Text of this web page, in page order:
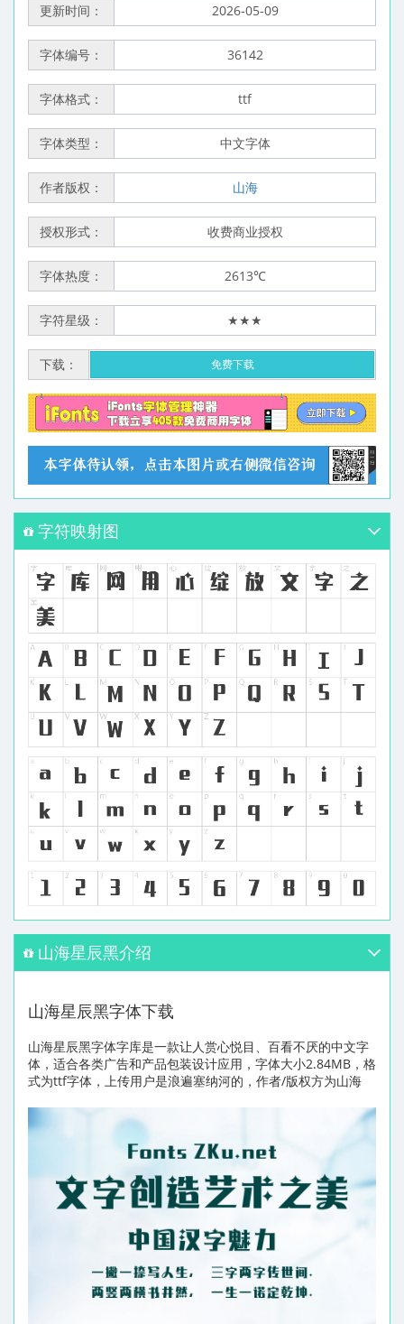
更新时间： 2026-05-09
字体编号： 36142
字体格式： ttf
字体类型： 中文字体
作者版权： 山海
授权形式： 收费商业授权
字体热度： 2613℃
字符星级： ★★★
下载： 免费下载
字符映射图
山海星辰黑介绍
山海星辰黑字体下载
山海星辰黑字体字库是一款让人赏心悦目、百看不厌的中文字
体，适合各类广告和产品包装设计应用，字体大小2.84MB，格
式为ttf字体，上传用户是浪遍塞纳河的，作者/版权方为山海